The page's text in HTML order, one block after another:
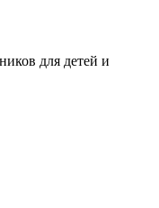
для детей и